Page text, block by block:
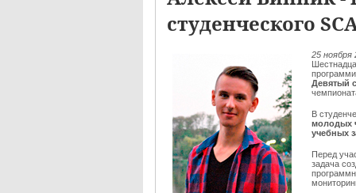
студенческого
25 ноября
Девятый
В
молодых
учебных
Перед
задача